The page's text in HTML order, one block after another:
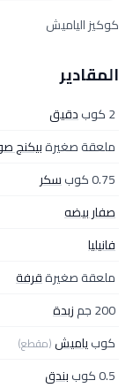
كوكيز الياميش
المقادير
2 كوب
دقيق
ملعقة صغيرةبيكنج
0.75 كوب
سكر
صفار بيضه
فانيليا
ملعقة صغيرةقرفة
200 جم
زبدة
كوبياميش(مقطع)
0.5 كوب بندق